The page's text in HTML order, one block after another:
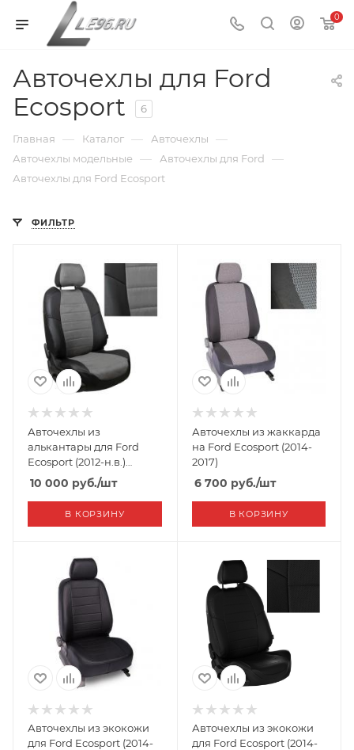
0
Авточехлы для Ford
Ecosport
6
Главная — Каталог — Авточехлы —
Авточехлы модельные — Авточехлы для Ford —
Авточехлы для Ford Ecosport
ФИЛЬТР
Авточехлы из
алькантары для Ford
Ecosport (2012-н.в.)
"Автопилот"
10 000 руб./шт
В КОРЗИНУ
Авточехлы из жаккарда
на Ford Ecosport (2014-
2017)
6 700 руб./шт
В КОРЗИНУ
Авточехлы из экокожи
для Ford Ecosport (2014-
Авточехлы из экокожи
для Ford Ecosport (2014-